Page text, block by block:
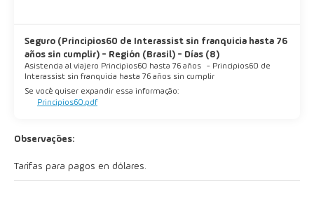
Seguro (Principios60 de Interassist sin franquicia hasta 76
años sin cumplir) - Región (Brasil) - Días (8)
Asistencia al viajero Principios60 hasta 76 años - Principios60 de
Interassist sin franquicia hasta 76 años sin cumplir
Se você quiser expandir essa informação:
Principios60.pdf
Observações:
Tarifas para pagos en dólares.